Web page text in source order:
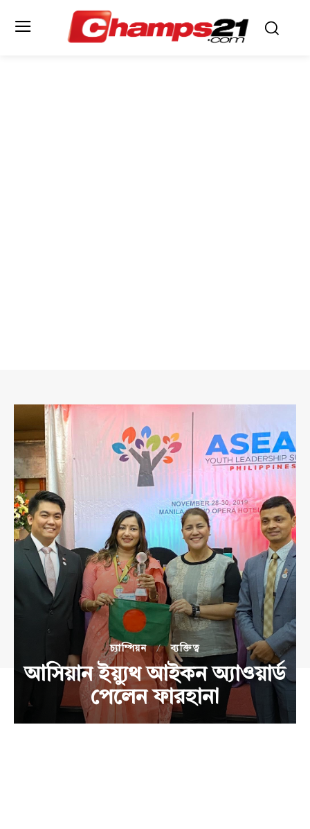
চ্যাম্পিয়ন ব্যক্তিত্ব
আসিয়ান ইয়্যুথ আইকন অ্যাওয়ার্ড
পেলেন ফারহানা